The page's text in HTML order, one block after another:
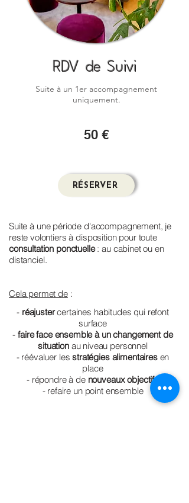
RDV de Suivi
Suite à un 1er accompagnement
uniquement.
50 €
RÉSERVER
Suite à une période d'accompagnement, je
reste volontiers à disposition pour toute
consultation ponctuelle: au cabinet ou en
distanciel.
Cela permet de:
- réajustercertaines habitudes qui refont
surface
-faire face ensemble à un changement de
situationau niveau personnel
- réévaluer lesstratégies alimentairesen
place
- répondre à de nouveaux objectifs
- refaire un point ensemble